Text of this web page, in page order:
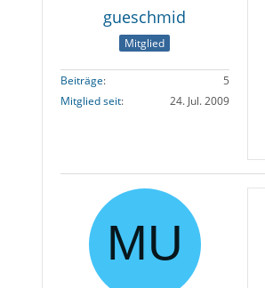
gueschmid
Mitglied
Beiträge
5
Mitglied seit
24. Jul. 2009